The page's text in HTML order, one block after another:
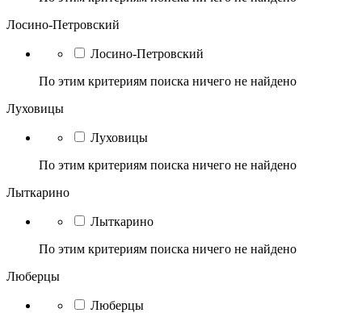
Лосино-Петровский
Лосино-Петровский
По этим критериям поиска ничего не найдено
Луховицы
Луховицы
По этим критериям поиска ничего не найдено
Лыткарино
Лыткарино
По этим критериям поиска ничего не найдено
Люберцы
Люберцы